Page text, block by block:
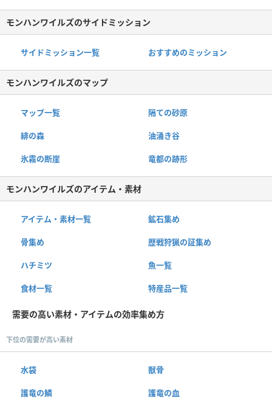
モンハンワイルズのサイドミッション
サイドミッション一覧 おすすめのミッション
モンハンワイルズのマップ
マップ一覧 隔ての砂原
緋の森 油涌き谷
氷霧の断崖 竜都の跡形
モンハンワイルズのアイテム・素材
アイテム・素材一覧 鉱石集め
骨集め 歴戦狩猟の証集め
ハチミツ 魚一覧
食材一覧 特産品一覧
需要の高い素材・アイテムの効率集め方
下位の需要が高い素材
水袋 獣骨
護竜の鱗 護竜の血